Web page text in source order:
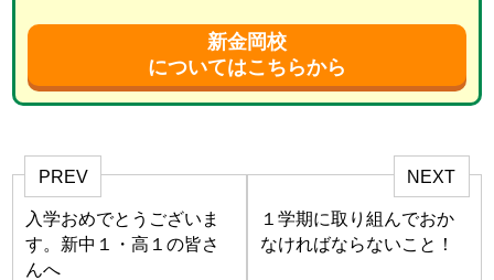
新金岡校
についてはこちらから
PREV
入学おめでとうございま
す。新中１・高１の皆さ
んへ
NEXT
１学期に取り組んでおか
なければならないこと！